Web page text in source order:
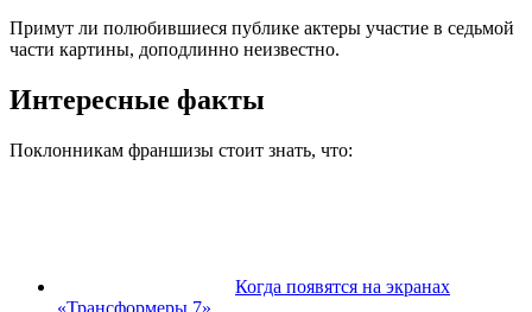
Примут ли полюбившиеся публике актеры участие в седьмой
части картины, доподлинно неизвестно.
Интересные факты
Поклонникам франшизы стоит знать, что:
Когда появятся на экранах
«Трансформеры 7»